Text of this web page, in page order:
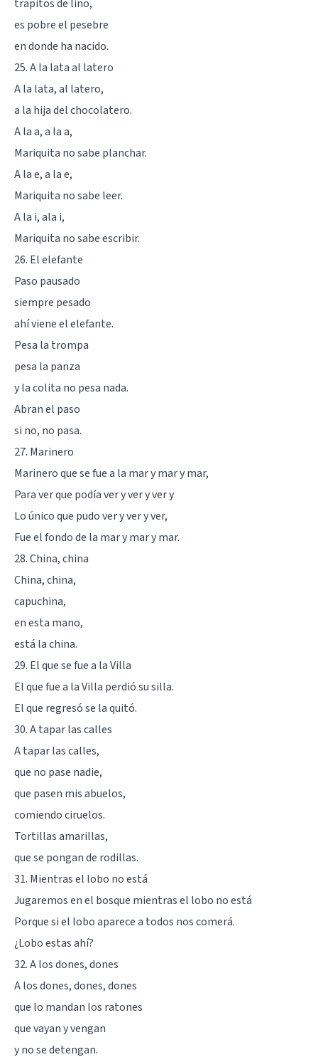
trapitos de lino,
es pobre el pesebre
en donde ha nacido.
25. A la lata al latero
A la lata, al latero,
a la hija del chocolatero.
A la a, a la a,
Mariquita no sabe planchar.
A la e, a la e,
Mariquita no sabe leer.
A la i, ala i,
Mariquita no sabe escribir.
26. El elefante
Paso pausado
siempre pesado
ahí viene el elefante.
Pesa la trompa
pesa la panza
y la colita no pesa nada.
Abran el paso
si no, no pasa.
27. Marinero
Marinero que se fue a la mar y mar y mar,
Para ver que podía ver y ver y ver y
Lo único que pudo ver y ver y ver,
Fue el fondo de la mar y mar y mar.
28. China, china
China, china,
capuchina,
en esta mano,
está la china.
29. El que se fue a la Villa
El que fue a la Villa perdió su silla.
El que regresó se la quitó.
30. A tapar las calles
A tapar las calles,
que no pase nadie,
que pasen mis abuelos,
comiendo ciruelos.
Tortillas amarillas,
que se pongan de rodillas.
31. Mientras el lobo no está
Jugaremos en el bosque mientras el lobo no está
Porque si el lobo aparece a todos nos comerá.
¿Lobo estas ahí?
32. A los dones, dones
A los dones, dones, dones
que lo mandan los ratones
que vayan y vengan
y no se detengan.